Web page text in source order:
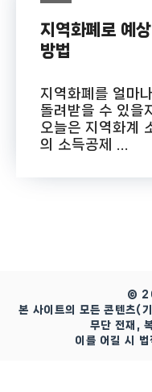
지역화폐로 예
방법
지역화폐를 얼마
돌려받을 수 있을
오늘은 지역화계
의 소득공제 ...
©
본 사이트의 모든 콘텐츠(
무단 전재,
이를 어길 시